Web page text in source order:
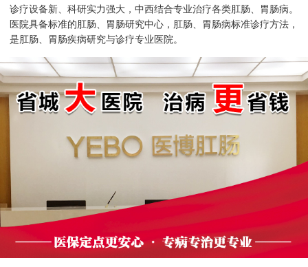
诊疗设备新、科研实力强大，中西结合专业治疗各类肛肠、胃肠病。
医院具备标准的肛肠、胃肠研究中心，肛肠、胃肠病标准诊疗方法，
是肛肠、胃肠疾病研究与诊疗专业医院。